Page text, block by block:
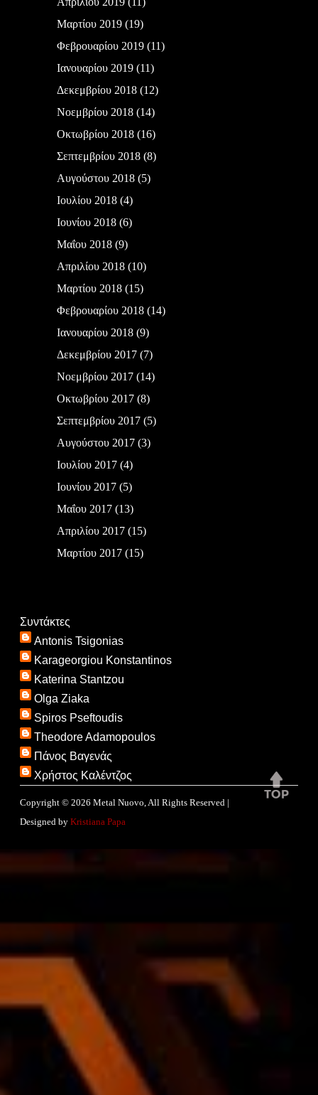
Μαρτίου 2019(19)
Φεβρουαρίου 2019(11)
Ιανουαρίου 2019(11)
Δεκεμβρίου 2018(12)
Νοεμβρίου 2018(14)
Οκτωβρίου 2018(16)
Σεπτεμβρίου 2018(8)
Αυγούστου 2018(5)
Ιουλίου 2018(4)
Ιουνίου 2018(6)
Μαΐου 2018(9)
Απριλίου 2018(10)
Μαρτίου 2018(15)
Φεβρουαρίου 2018(14)
Ιανουαρίου 2018(9)
Δεκεμβρίου 2017(7)
Νοεμβρίου 2017(14)
Οκτωβρίου 2017(8)
Σεπτεμβρίου 2017(5)
Αυγούστου 2017(3)
Ιουλίου 2017(4)
Ιουνίου 2017(5)
Μαΐου 2017(13)
Απριλίου 2017(15)
Μαρτίου 2017(15)
Συντάκτες
Antonis Tsigonias
Karageorgiou Konstantinos
Katerina Stantzou
Olga Ziaka
Spiros Pseftoudis
Theodore Adamopoulos
Πάνος Βαγενάς
Χρήστος Καλέντζος
Copyright © 2026 Metal Nuovo , All Rights Reserved |
Designed by Kristiana Papa